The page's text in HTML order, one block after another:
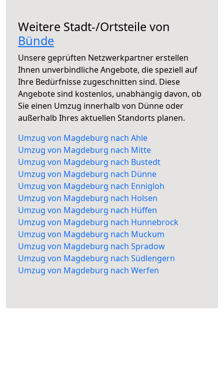
Weitere Stadt-/Ortsteile von
Bünde
Unsere geprüften Netzwerkpartner erstellen
Ihnen unverbindliche Angebote, die speziell auf
Ihre Bedürfnisse zugeschnitten sind. Diese
Angebote sind kostenlos, unabhängig davon, ob
Sie einen Umzug innerhalb von Dünne oder
außerhalb Ihres aktuellen Standorts planen.
Umzug von Magdeburg nach Ahle
Umzug von Magdeburg nach Mitte
Umzug von Magdeburg nach Bustedt
Umzug von Magdeburg nach Dünne
Umzug von Magdeburg nach Ennigloh
Umzug von Magdeburg nach Holsen
Umzug von Magdeburg nach Hüffen
Umzug von Magdeburg nach Hunnebrock
Umzug von Magdeburg nach Muckum
Umzug von Magdeburg nach Spradow
Umzug von Magdeburg nach Südlengern
Umzug von Magdeburg nach Werfen